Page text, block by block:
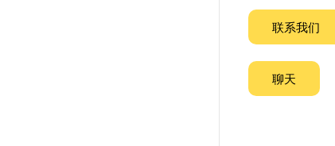
联系我们
聊天